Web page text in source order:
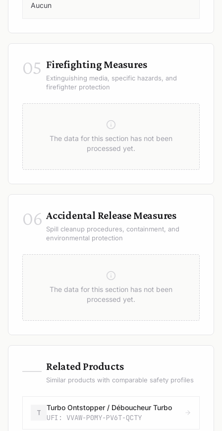
Aucun
05 Firefighting Measures
Extinguishing media, specific hazards, and
firefighter protection
The data for this section has not been
processed yet.
06 Accidental Release Measures
Spill cleanup procedures, containment, and
environmental protection
The data for this section has not been
processed yet.
— Related Products
Similar products with comparable safety profiles
T
Turbo Ontstopper / Déboucheur Turbo
UFI: VVAW-P0MY-PV6T-QCTY